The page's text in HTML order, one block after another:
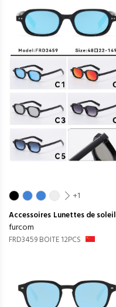
+1
Accessoires Lunettes de soleil
furcom
FRD3459 BOITE 12PCS